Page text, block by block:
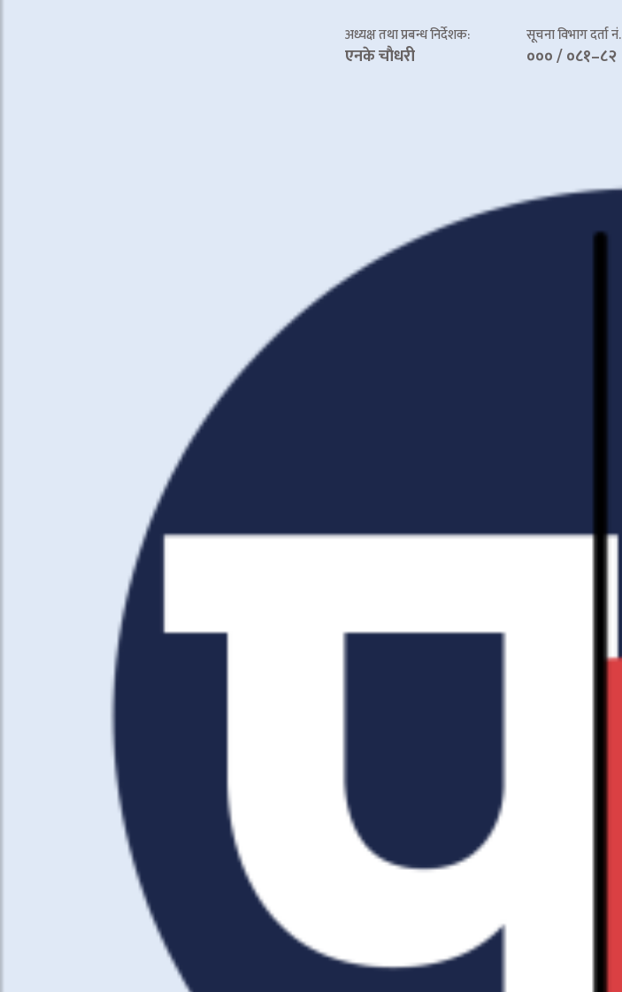
अध्यक्ष तथा प्रबन्ध निर्देशक:
एनके चाैधरी
सूचना विभाग दर्ता नं.
००० / ०८१–८२